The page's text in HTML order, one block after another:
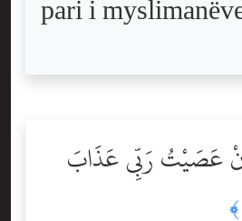
pari i
عَصَيْتُ رَبِّى عَذَابَ